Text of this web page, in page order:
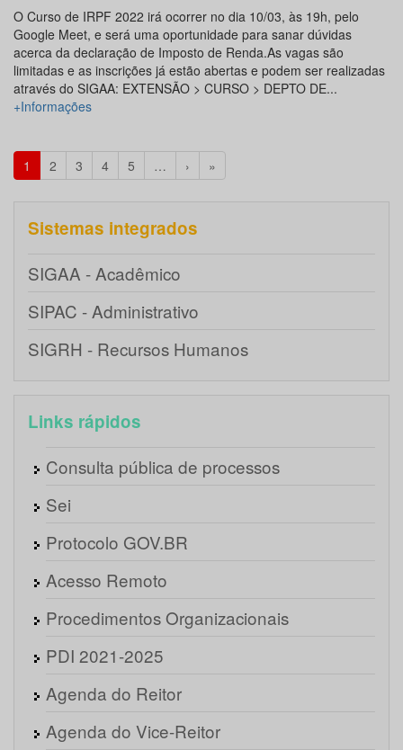
O Curso de IRPF 2022 irá ocorrer no dia 10/03, às 19h, pelo
Google Meet, e será uma oportunidade para sanar dúvidas
acerca da declaração de Imposto de Renda.As vagas são
limitadas e as inscrições já estão abertas e podem ser realizadas
através do SIGAA: EXTENSÃO > CURSO > DEPTO DE...
+Informações
1 2 3 4 5 … › »
Sistemas integrados
SIGAA - Acadêmico
SIPAC - Administrativo
SIGRH - Recursos Humanos
Links rápidos
Consulta pública de processos
Sei
Protocolo GOV.BR
Acesso Remoto
Procedimentos Organizacionais
PDI 2021-2025
Agenda do Reitor
Agenda do Vice-Reitor